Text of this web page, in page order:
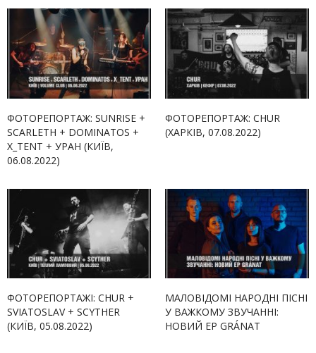
ФОТОРЕПОРТАЖ: SUNRISE +
SCARLETH + DOMINATOS +
X_TENT + УРАН (КИЇВ,
06.08.2022)
ФОТОРЕПОРТАЖ: CHUR
(ХАРКІВ, 07.08.2022)
ФОТОРЕПОРТАЖІ: CHUR +
SVIATOSLAV + SCYTHER
(КИЇВ, 05.08.2022)
МАЛОВІДОМІ НАРОДНІ ПІСНІ
У ВАЖКОМУ ЗВУЧАННІ:
НОВИЙ EP GRÁNAT